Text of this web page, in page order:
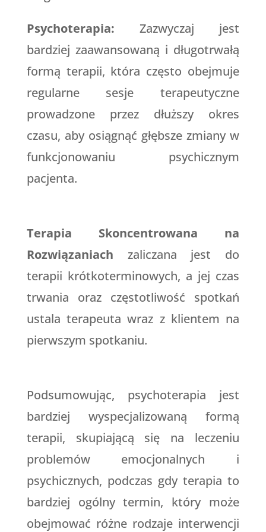
Psychoterapia: Zazwyczaj jest
bardziej zaawansowaną i długotrwałą
formą terapii, która często obejmuje
regularne sesje terapeutyczne
prowadzone przez dłuższy okres
czasu, aby osiągnąć głębsze zmiany w
funkcjonowaniu psychicznym
pacjenta.
Terapia Skoncentrowana na
Rozwiązaniach zaliczana jest do
terapii krótkoterminowych, a jej czas
trwania oraz częstotliwość spotkań
ustala terapeuta wraz z klientem na
pierwszym spotkaniu.
Podsumowując, psychoterapia jest
bardziej wyspecjalizowaną formą
terapii, skupiającą się na leczeniu
problemów emocjonalnych i
psychicznych, podczas gdy terapia to
bardziej ogólny termin, który może
obejmować różne rodzaje interwencji